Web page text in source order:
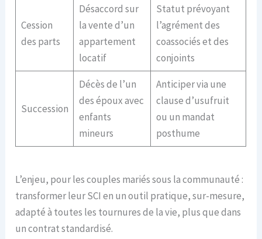
Cession
des parts
Désaccord sur
la vente d’un
appartement
locatif
Statut prévoyant
l’agrément des
coassociés et des
conjoints
Succession
Décès de l’un
des époux avec
enfants
mineurs
Anticiper via une
clause d’usufruit
ou un mandat
posthume
L’enjeu, pour les couples mariés sous la communauté :
transformer leur SCI en un outil pratique, sur-mesure,
adapté à toutes les tournures de la vie, plus que dans
un contrat standardisé.